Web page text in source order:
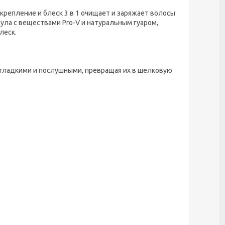
и блеск 3 в 1 очищает и заряжает волосы
с веществами Pro-V и натуральным гуаром,
и послушными, превращая их в шелковую